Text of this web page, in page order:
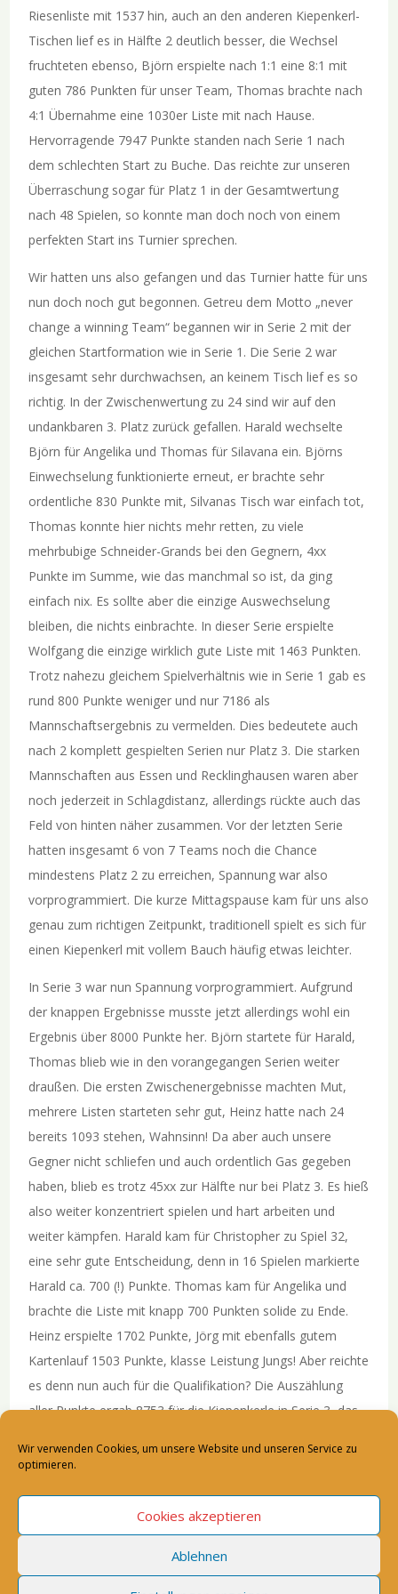
Wir verwenden Cookies, um unsere Website und unseren Service zu
optimieren.
Cookies akzeptieren
Ablehnen
Riesenliste mit 1537 hin, auch an den anderen Kiepenkerl-
Tischen lief es in Hälfte 2 deutlich besser, die Wechsel
fruchteten ebenso, Björn erspielte nach 1:1 eine 8:1 mit
guten 786 Punkten für unser Team, Thomas brachte nach
4:1 Übernahme eine 1030er Liste mit nach Hause.
Hervorragende 7947 Punkte standen nach Serie 1 nach
dem schlechten Start zu Buche. Das reichte zur unseren
Überraschung sogar für Platz 1 in der Gesamtwertung
nach 48 Spielen, so konnte man doch noch von einem
perfekten Start ins Turnier sprechen.
Wir hatten uns also gefangen und das Turnier hatte für uns
nun doch noch gut begonnen. Getreu dem Motto „never
change a winning Team“ begannen wir in Serie 2 mit der
gleichen Startformation wie in Serie 1. Die Serie 2 war
insgesamt sehr durchwachsen, an keinem Tisch lief es so
richtig. In der Zwischenwertung zu 24 sind wir auf den
undankbaren 3. Platz zurück gefallen. Harald wechselte
Björn für Angelika und Thomas für Silavana ein. Björns
Einwechselung funktionierte erneut, er brachte sehr
ordentliche 830 Punkte mit, Silvanas Tisch war einfach tot,
Thomas konnte hier nichts mehr retten, zu viele
mehrbubige Schneider-Grands bei den Gegnern, 4xx
Punkte im Summe, wie das manchmal so ist, da ging
einfach nix. Es sollte aber die einzige Auswechselung
bleiben, die nichts einbrachte. In dieser Serie erspielte
Wolfgang die einzige wirklich gute Liste mit 1463 Punkten.
Trotz nahezu gleichem Spielverhältnis wie in Serie 1 gab es
rund 800 Punkte weniger und nur 7186 als
Mannschaftsergebnis zu vermelden. Dies bedeutete auch
nach 2 komplett gespielten Serien nur Platz 3. Die starken
Mannschaften aus Essen und Recklinghausen waren aber
noch jederzeit in Schlagdistanz, allerdings rückte auch das
Feld von hinten näher zusammen. Vor der letzten Serie
hatten insgesamt 6 von 7 Teams noch die Chance
mindestens Platz 2 zu erreichen, Spannung war also
vorprogrammiert. Die kurze Mittagspause kam für uns also
genau zum richtigen Zeitpunkt, traditionell spielt es sich für
einen Kiepenkerl mit vollem Bauch häufig etwas leichter.
In Serie 3 war nun Spannung vorprogrammiert. Aufgrund
der knappen Ergebnisse musste jetzt allerdings wohl ein
Ergebnis über 8000 Punkte her. Björn startete für Harald,
Thomas blieb wie in den vorangegangen Serien weiter
draußen. Die ersten Zwischenergebnisse machten Mut,
mehrere Listen starteten sehr gut, Heinz hatte nach 24
bereits 1093 stehen, Wahnsinn! Da aber auch unsere
Gegner nicht schliefen und auch ordentlich Gas gegeben
haben, blieb es trotz 45xx zur Hälfte nur bei Platz 3. Es hieß
also weiter konzentriert spielen und hart arbeiten und
weiter kämpfen. Harald kam für Christopher zu Spiel 32,
eine sehr gute Entscheidung, denn in 16 Spielen markierte
Harald ca. 700 (!) Punkte. Thomas kam für Angelika und
brachte die Liste mit knapp 700 Punkten solide zu Ende.
Heinz erspielte 1702 Punkte, Jörg mit ebenfalls gutem
Kartenlauf 1503 Punkte, klasse Leistung Jungs! Aber reichte
es denn nun auch für die Qualifikation? Die Auszählung
aller Punkte ergab 8753 für die Kiepenkerle in Serie 3, das
tatsächlich auch, und sogar auch für Platz 1 nach 144 x 8
holten wir mit 23.886 Punkten beinahe noch knapp den
1000er Schnitt. Wie eng es dann tatsächlich war, zeigte
auch die Gesamtwertung, in der Essen mit 23.526